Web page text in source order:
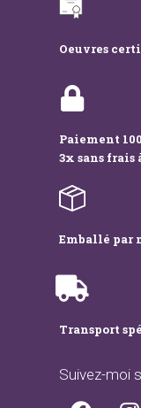
Oeuvres
Paiement
3x sans frais
Emballé par
Transport
Suivez-moi